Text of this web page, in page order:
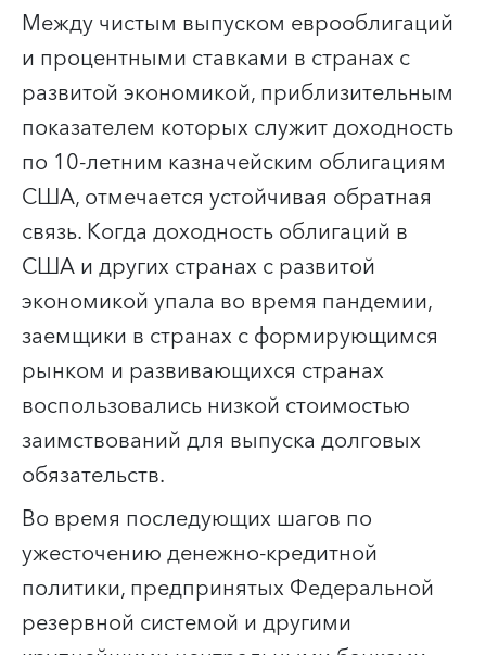
Между чистым выпуском еврооблигаций
и процентными ставками в странах с
развитой экономикой, приблизительным
показателем которых служит доходность
по 10-летним казначейским облигациям
США, отмечается устойчивая обратная
связь. Когда доходность облигаций в
США и других странах с развитой
экономикой упала во время пандемии,
заемщики в странах с формирующимся
рынком и развивающихся странах
воспользовались низкой стоимостью
заимствований для выпуска долговых
обязательств.
Во время последующих шагов по
ужесточению денежно-кредитной
политики, предпринятых Федеральной
резервной системой и другими